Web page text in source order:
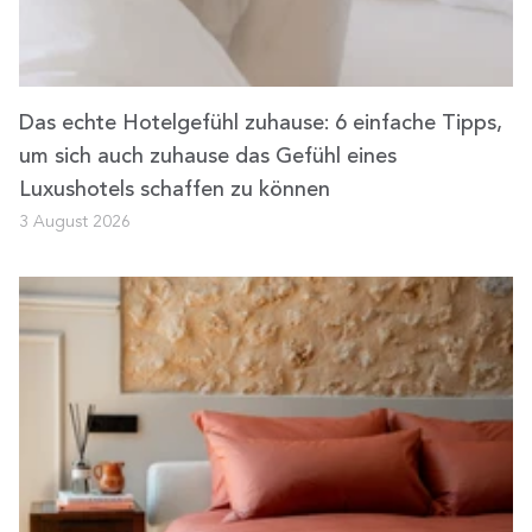
Das echte Hotelgefühl zuhause: 6 einfache Tipps,
um sich auch zuhause das Gefühl eines
Luxushotels schaffen zu können
3 August 2026